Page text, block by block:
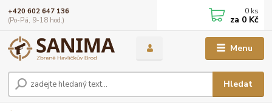
Menu
Hledat
+420 602 647 136
(Po-Pá, 9-18 hod.)
0 ks
za 0 Kč